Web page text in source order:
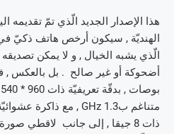
هذا الإصدار الجديد الّذي تمّ تقديمه
الهنديّة , سيكون أرخص هاتف ذكيّ
الّذي يشبه الخيال , و لا يمكن